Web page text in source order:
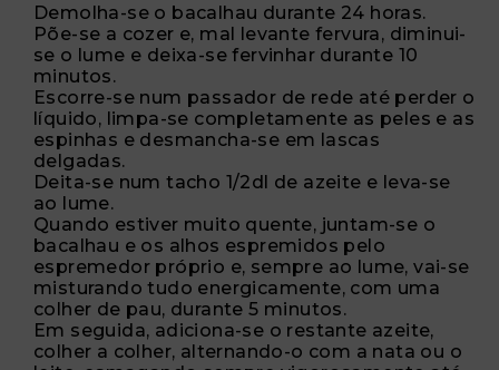
Demolha-se o bacalhau durante 24 horas.
Põe-se a cozer e, mal levante fervura, diminui-
se o lume e deixa-se fervinhar durante 10
minutos.
Escorre-se num passador de rede até perder o
líquido, limpa-se completamente as peles e as
espinhas e desmancha-se em lascas
delgadas.
Deita-se num tacho 1/2dl de azeite e leva-se
ao lume.
Quando estiver muito quente, juntam-se o
bacalhau e os alhos espremidos pelo
espremedor próprio e, sempre ao lume, vai-se
misturando tudo energicamente, com uma
colher de pau, durante 5 minutos.
Em seguida, adiciona-se o restante azeite,
colher a colher, alternando-o com a nata ou o